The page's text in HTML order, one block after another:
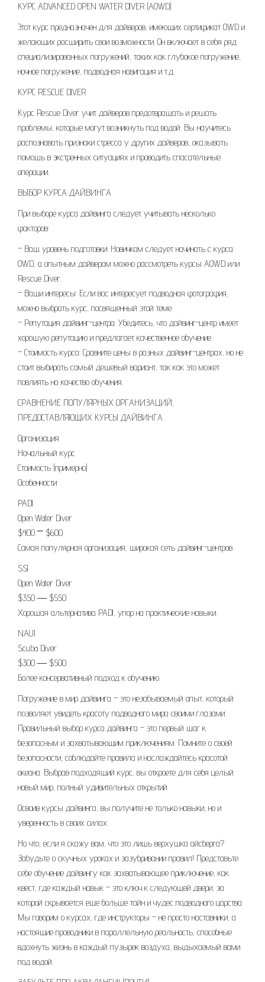
КУРС ADVANCED OPEN WATER DIVER (AOWD)
Этот курс предназначен для дайверов, имеющих сертификат OWD и
желающих расширить свои возможности. Он включает в себя ряд
специализированных погружений, таких как глубокое погружение,
ночное погружение, подводная навигация и т.д.
КУРС RESCUE DIVER
Курс Rescue Diver учит дайверов предотвращать и решать
проблемы, которые могут возникнуть под водой. Вы научитесь
распознавать признаки стресса у других дайверов, оказывать
помощь в экстренных ситуациях и проводить спасательные
операции.
ВЫБОР КУРСА ДАЙВИНГА
При выборе курса дайвинга следует учитывать несколько
факторов:
– Ваш уровень подготовки: Новичкам следует начинать с курса
OWD, а опытным дайверам можно рассмотреть курсы AOWD или
Rescue Diver.
– Ваши интересы: Если вас интересует подводная фотография,
можно выбрать курс, посвященный этой теме.
– Репутация дайвинг-центра: Убедитесь, что дайвинг-центр имеет
хорошую репутацию и предлагает качественное обучение.
– Стоимость курса: Сравните цены в разных дайвинг-центрах, но не
стоит выбирать самый дешевый вариант, так как это может
повлиять на качество обучения.
СРАВНЕНИЕ ПОПУЛЯРНЫХ ОРГАНИЗАЦИЙ,
ПРЕДОСТАВЛЯЮЩИХ КУРСЫ ДАЙВИНГА
Организация
Начальный курс
Стоимость (примерно)
Особенности
PADI
Open Water Diver
$400 ⎻ $600
Самая популярная организация, широкая сеть дайвинг-центров.
SSI
Open Water Diver
$350 ― $550
Хорошая альтернатива PADI, упор на практические навыки.
NAUI
Scuba Diver
$300 ― $500
Более консервативный подход к обучению.
Погружение в мир дайвинга – это незабываемый опыт, который
позволяет увидеть красоту подводного мира своими глазами.
Правильный выбор курса дайвинга – это первый шаг к
безопасным и захватывающим приключениям. Помните о своей
безопасности, соблюдайте правила и наслаждайтесь красотой
океана. Выбрав подходящий курс, вы откроете для себя целый
новый мир, полный удивительных открытий.
Освоив курсы дайвинга, вы получите не только навыки, но и
уверенность в своих силах.
Но что, если я скажу вам, что это лишь верхушка айсберга?
Забудьте о скучных уроках и зазубривании правил! Представьте
себе обучение дайвингу как захватывающее приключение, как
квест, где каждый навык – это ключ к следующей двери, за
которой скрывается еще больше тайн и чудес подводного царства.
Мы говорим о курсах, где инструкторы – не просто наставники, а
настоящие проводники в параллельную реальность, способные
вдохнуть жизнь в каждый пузырек воздуха, выдыхаемый вами
под водой.